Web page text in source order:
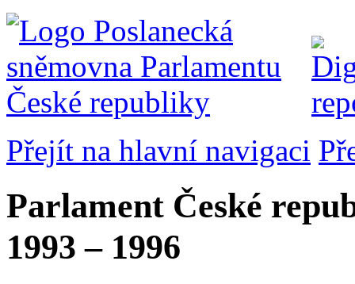
Přejít na hlavní navigaci
Parlament České
1993 – 1996